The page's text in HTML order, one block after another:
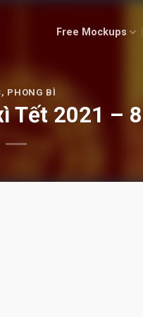
Free Mockups
, PHONG BÌ
Tết 2021 – 8